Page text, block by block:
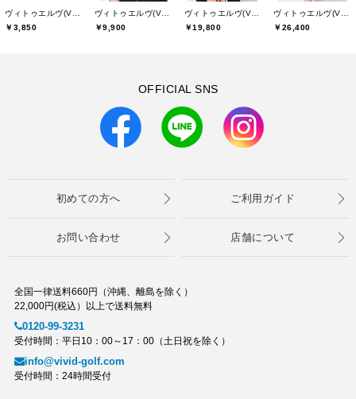
￥3,850
￥9,900
￥19,800
￥26,400
OFFICIAL SNS
初めての方へ ご利用ガイド
お問い合わせ 店舗について
全国一律送料660円（沖縄、離島を除く）
22,000円(税込）以上で送料無料
0120-99-3231
受付時間：平日10：00～17：00（土日祝を除く）
info@vivid-golf.com
受付時間：24時間受付